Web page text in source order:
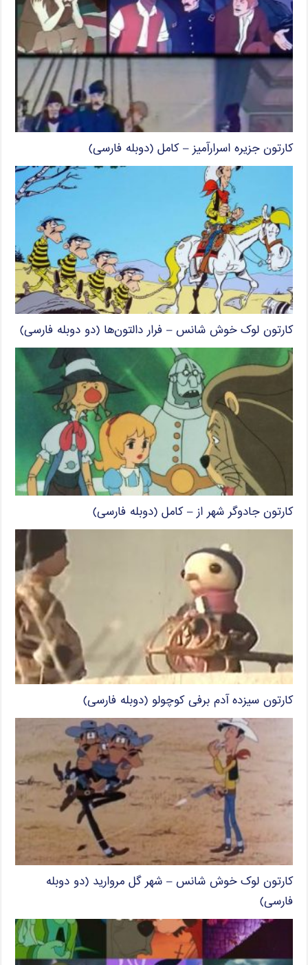
کارتون جزیره اسرارآمیز – کامل (دوبله فارسی)
کارتون لوک خوش شانس – فرار دالتون‌ها (دو دوبله فارسی)
کارتون جادوگر شهر از – کامل (دوبله فارسی)
کارتون سیزده آدم برفی کوچولو (دوبله فارسی)
کارتون لوک خوش شانس – شهر گل مروارید (دو دوبله
فارسی)